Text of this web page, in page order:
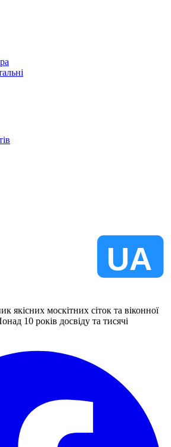
UA
якісних москітних сіток та віконної
10 років досвіду та тисячі